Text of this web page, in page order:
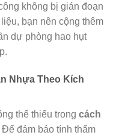
không bị gián đoạn
bạn nên cộng thêm
dự phòng hao hụt
Nhựa Theo Kích
thể thiếu trong cách
Để đảm bảo tính thẩm